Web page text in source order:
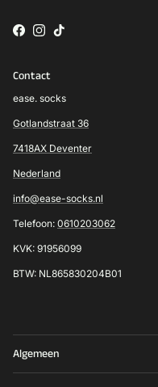
Facebook
Instagram
TikTok
Contact
ease. socks
Gotlandstraat 36
7418AX Deventer
Nederland
info@ease-socks.nl
Telefoon: 0610203062
KVK: 91956099
BTW: NL865830204B01
Algemeen